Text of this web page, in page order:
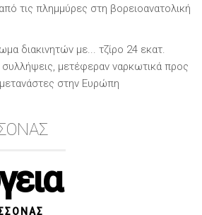
τις πλημμύρες στη βορειοανατολική
διακινητών με... τζίρο 24 εκατ.
συλλήψεις, μετέφεραν ναρκωτικά προς
στην Ευρώπη